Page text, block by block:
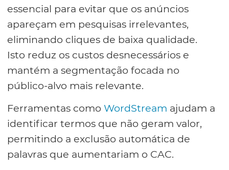
essencial para evitar que os anúncios
apareçam em pesquisas irrelevantes,
eliminando cliques de baixa qualidade.
Isto reduz os custos desnecessários e
mantém a segmentação focada no
público-alvo mais relevante.
Ferramentas como WordStream ajudam a
identificar termos que não geram valor,
permitindo a exclusão automática de
palavras que aumentariam o CAC.